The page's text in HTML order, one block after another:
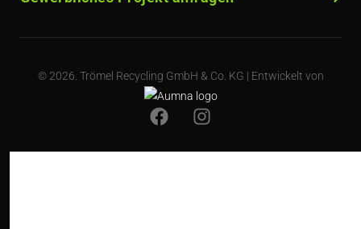
© 2026. Trömel Recycling GmbH & Co. KG | Entwickelt von
F
a
c
I
s